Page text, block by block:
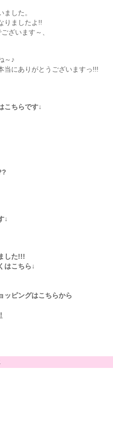
ました。
りましたよ!!
ざいます～、
～♪
当にありがとうございますっ!!!
こちらです↓
↓
した!!!
はこちら↓
ッピングはこちらから